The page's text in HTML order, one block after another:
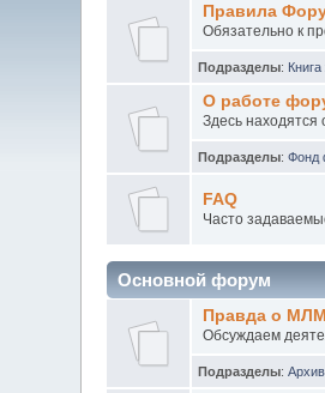
Правила
Обязательно к
Подразделы:
О работе
Здесь
Подразделы:Фонд
FAQ
Часто
Основной форум
Правда о МЛМ
Обсуждаем
Подразделы:Архив